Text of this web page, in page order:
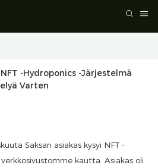
-hydroponics -järjestelmä
Varten
Saksan asiakas kysyi NFT -
kautta. Asiakas oli